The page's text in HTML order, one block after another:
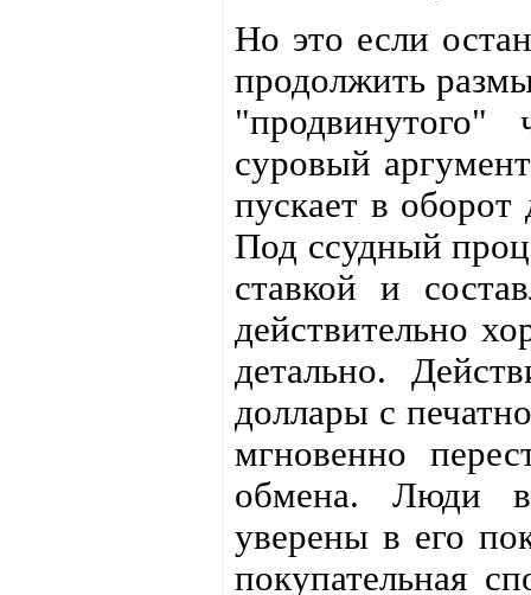
Но это если
продолжить
суровый
пускает в
Под ссудный
ставкой и
действительно
детально.
доллары с
мгновенно
обмена. Люди
уверены в его
покупательная